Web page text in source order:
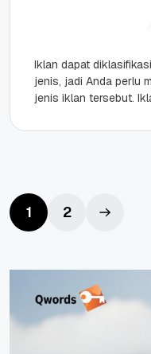
Iklan dapat
jenis, jadi Anda perlu
jenis iklan tersebut.
Tidak...
1 2